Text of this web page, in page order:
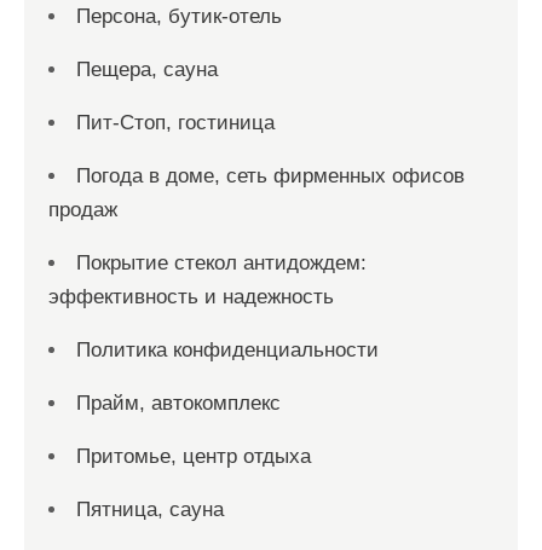
Персона, бутик-отель
Пещера, сауна
Пит-Стоп, гостиница
Погода в доме, сеть фирменных офисов
продаж
Покрытие стекол антидождем:
эффективность и надежность
Политика конфиденциальности
Прайм, автокомплекс
Притомье, центр отдыха
Пятница, сауна